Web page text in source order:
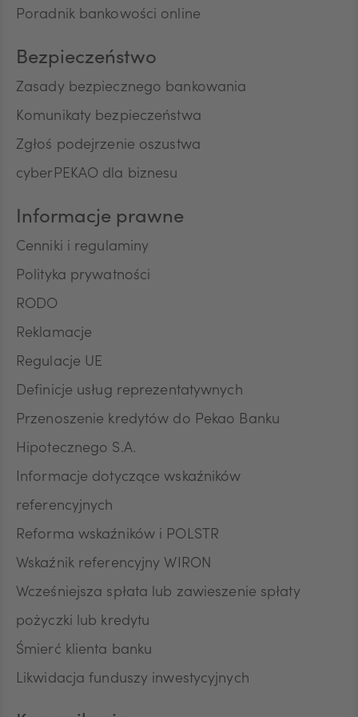
przez Bank automatycznych systemów
Na podstawie niniejszej zgody mogą być
Pana/Pani danych osobowych: identyfikacyjne,
poziomu wykształcenia oraz posiadanych
produktów finansowych. Niniejszą zgodę składam
poinformowany/a/ o prawie do jej wycofania w
wycofanie zgody nie wpływa na zgodność z
prawem przetwarzania, którego dokonano na
podstawie zgody przed jej wycofaniem.
Poradnik bankowości online
Bezpieczeństwo
Zasady bezpiecznego bankowania
Komunikaty bezpieczeństwa
Zgłoś podejrzenie oszustwa
cyberPEKAO dla biznesu
Informacje prawne
Cenniki i regulaminy
Polityka prywatności
RODO
Reklamacje
Regulacje UE
Definicje usług reprezentatywnych
Przenoszenie kredytów do Pekao Banku
Hipotecznego S.A.
Informacje dotyczące wskaźników
referencyjnych
Reforma wskaźników i POLSTR
Wskaźnik referencyjny WIRON
Wcześniejsza spłata lub zawieszenie spłaty
pożyczki lub kredytu
Śmierć klienta banku
Likwidacja funduszy inwestycyjnych